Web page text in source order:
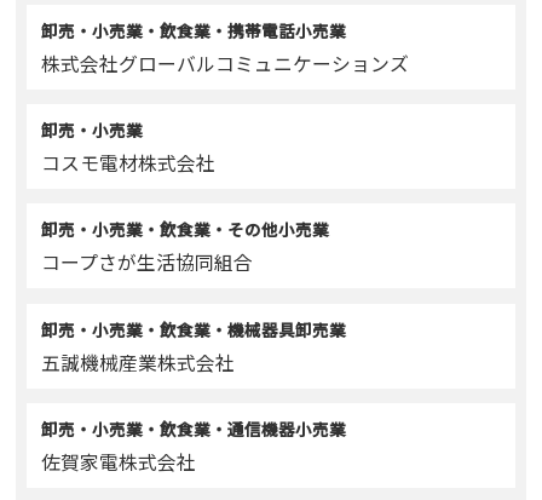
卸売・小売業・飲食業・携帯電話小売業
株式会社グローバルコミュニケーションズ
卸売・小売業
コスモ電材株式会社
卸売・小売業・飲食業・その他小売業
コープさが生活協同組合
卸売・小売業・飲食業・機械器具卸売業
五誠機械産業株式会社
卸売・小売業・飲食業・通信機器小売業
佐賀家電株式会社